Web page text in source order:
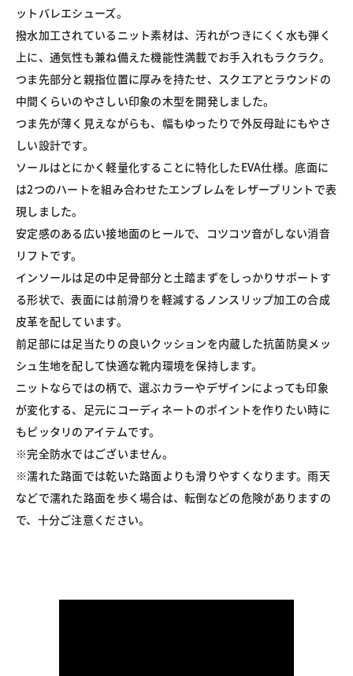
ットバレエシューズ。
撥水加工されているニット素材は、汚れがつきにくく水も弾く
上に、通気性も兼ね備えた機能性満載でお手入れもラクラク。
つま先部分と親指位置に厚みを持たせ、スクエアとラウンドの
中間くらいのやさしい印象の木型を開発しました。
つま先が薄く見えながらも、幅もゆったりで外反母趾にもやさ
しい設計です。
ソールはとにかく軽量化することに特化したEVA仕様。底面に
は2つのハートを組み合わせたエンブレムをレザープリントで表
現しました。
安定感のある広い接地面のヒールで、コツコツ音がしない消音
リフトです。
インソールは足の中足骨部分と土踏まずをしっかりサポートす
る形状で、表面には前滑りを軽減するノンスリップ加工の合成
皮革を配しています。
前足部には足当たりの良いクッションを内蔵した抗菌防臭メッ
シュ生地を配して快適な靴内環境を保持します。
ニットならではの柄で、選ぶカラーやデザインによっても印象
が変化する、足元にコーディネートのポイントを作りたい時に
もピッタリのアイテムです。
※完全防水ではございません。
※濡れた路面では乾いた路面よりも滑りやすくなります。雨天
などで濡れた路面を歩く場合は、転倒などの危険がありますの